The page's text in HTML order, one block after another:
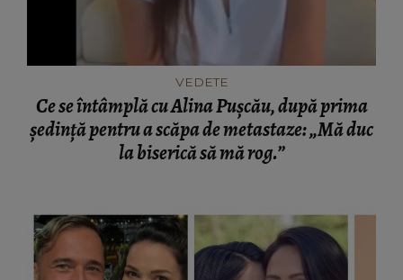
VEDETE
Ce se întâmplă cu Alina Pușcău, după prima
ședință pentru a scăpa de metastaze: „Mă duc
la biserică să mă rog.”